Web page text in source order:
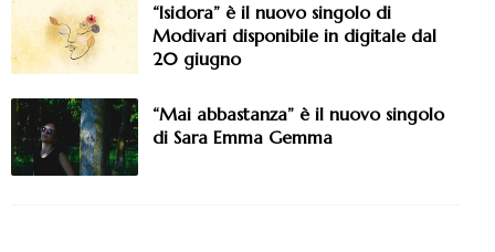
“Isidora” è il nuovo singolo di
Modivari disponibile in digitale dal
20 giugno
“Mai abbastanza” è il nuovo singolo
di Sara Emma Gemma